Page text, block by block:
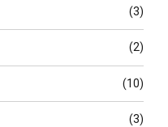
(3)
(2)
(10)
(3)